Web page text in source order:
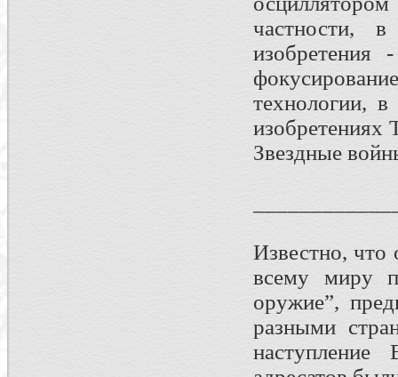
частности,
изобретения
технологии, в
изобретениях
Звездные
Известно, что
всему миру
оружие”,
разными